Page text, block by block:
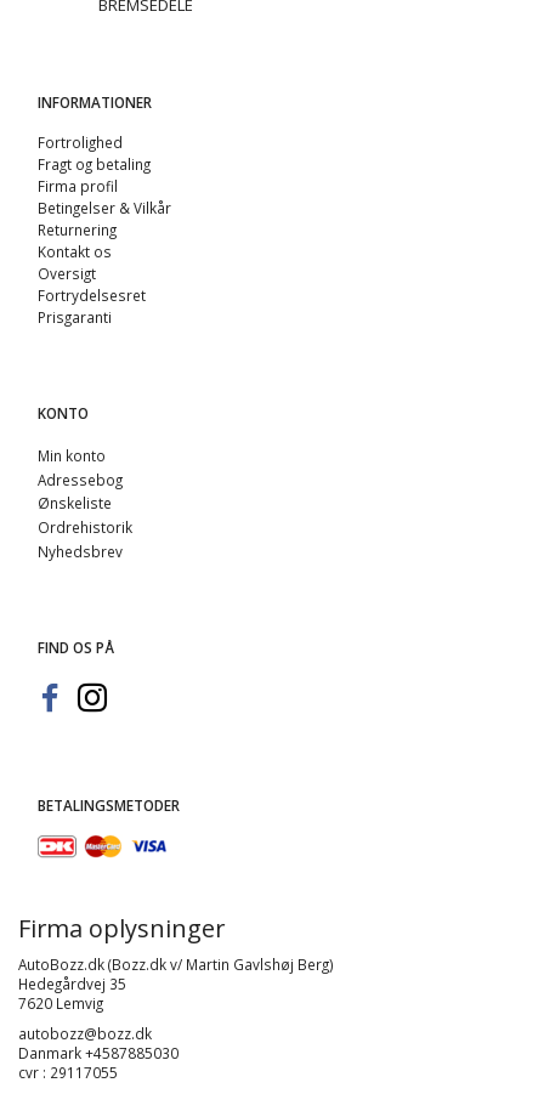
BREMSEDELE
INFORMATIONER
Fortrolighed
Fragt og betaling
Firma profil
Betingelser & Vilkår
Returnering
Kontakt os
Oversigt
Fortrydelsesret
Prisgaranti
KONTO
Min konto
Adressebog
Ønskeliste
Ordrehistorik
Nyhedsbrev
FIND OS PÅ
BETALINGSMETODER
Firma oplysninger
AutoBozz.dk (Bozz.dk v/ Martin Gavlshøj Berg)
Hedegårdvej 35
7620 Lemvig
autobozz@bozz.dk
Danmark +4587885030
cvr : 29117055